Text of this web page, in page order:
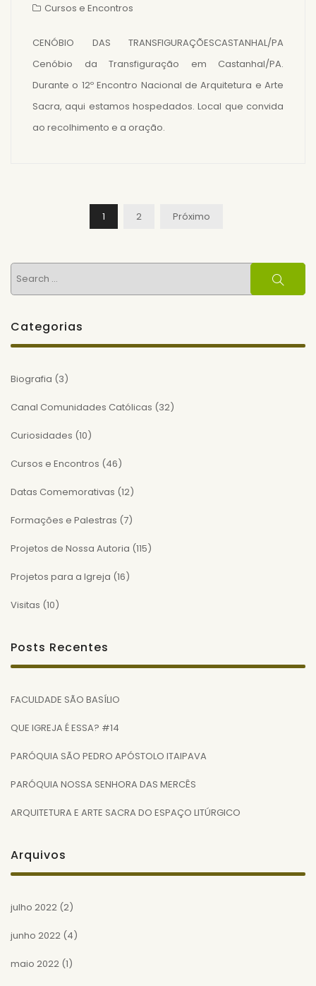
Cursos e Encontros
CENÓBIO DAS TRANSFIGURAÇÕESCASTANHAL/PA
Cenóbio da Transfiguração em Castanhal/PA.
Durante o 12º Encontro Nacional de Arquitetura e Arte
Sacra, aqui estamos hospedados. Local que convida
ao recolhimento e a oração.
1 2 Próximo
Search
for:
Search
Categorias
Biografia (3)
Canal Comunidades Católicas (32)
Curiosidades (10)
Cursos e Encontros (46)
Datas Comemorativas (12)
Formações e Palestras (7)
Projetos de Nossa Autoria (115)
Projetos para a Igreja (16)
Visitas (10)
Posts Recentes
FACULDADE SÃO BASÍLIO
QUE IGREJA É ESSA? #14
PARÓQUIA SÃO PEDRO APÓSTOLO ITAIPAVA
PARÓQUIA NOSSA SENHORA DAS MERCÊS
ARQUITETURA E ARTE SACRA DO ESPAÇO LITÚRGICO
Arquivos
julho 2022 (2)
junho 2022 (4)
maio 2022 (1)